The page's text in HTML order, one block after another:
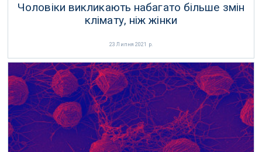
Чоловіки викликають набагато більше змін
клімату, ніж жінки
23 Липня 2021 р.